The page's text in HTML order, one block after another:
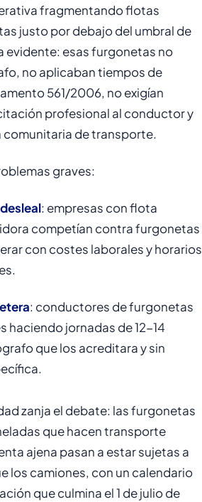
fragmentando flotas
justo por debajo del umbral de
evidente: esas furgonetas no
no aplicaban tiempos de
561/2006, no exigían
profesional al conductor y
comunitaria de transporte.
graves:
: empresas con flota
competían contra furgonetas
con costes laborales y horarios
: conductores de furgonetas
haciendo jornadas de 12-14
que los acreditara y sin
zanja el debate: las furgonetas
que hacen transporte
ajena pasan a estar sujetas a
los camiones, con un calendario
que culmina el 1 de julio de